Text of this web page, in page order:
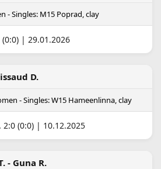
- Singles: M15 Poprad, clay
| 29.01.2026
D.
- Singles: W15 Hameenlinna, clay
2:0 (0:0) | 10.12.2025
- Guna R.